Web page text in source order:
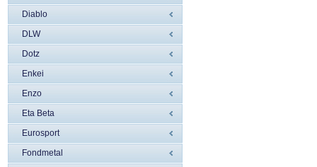
Diablo
DLW
Dotz
Enkei
Enzo
Eta Beta
Eurosport
Fondmetal